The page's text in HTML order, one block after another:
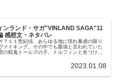
ンランド・サガ"VINLAND SAGA"11
感想文・ネタバレ
？１１世紀頃、あらゆる地に現れ暴虐の限り
ァイキング。その中でも最強と言われていた
の戦鬼トールズの子。トルフィンと名づけら
たのだが、、ヨーム戦...
2023.01.08